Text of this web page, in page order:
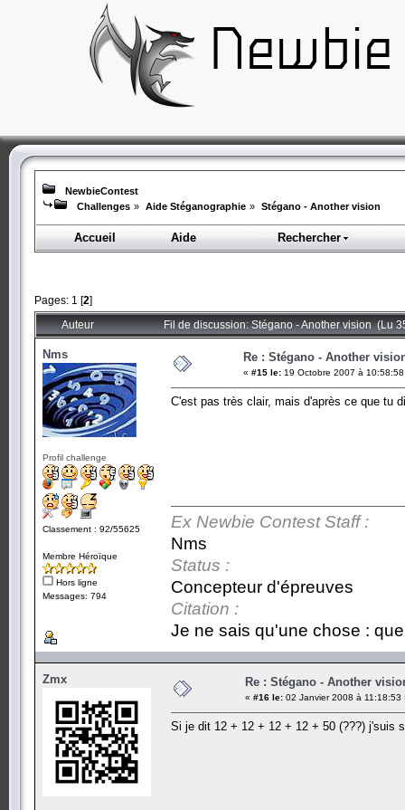
NewbieContest
Challenges » Aide Stéganographie » Stégano - Another vision
Accueil Aide Rechercher
Pages: 1 [2]
Auteur Fil de discussion: Stégano - Another vision (Lu
Nms
Profil challenge
Classement : 92/55625
Membre Héroïque
Hors ligne
Messages: 794
Re : Stégano - Another
« #15 le: 19 Octobre 2007 à
C'est pas très clair, mais d'après ce que tu
Ex Newbie Contest Staff :
Nms
Status :
Concepteur d'épreuves
Citation :
Je ne sais qu'une chose :
Zmx Re : Stégano - Another
« #16 le: 02 Janvier 2008 à 11:18:53
Si je dit 12 + 12 + 12 + 12 + 50 (???) j'suis